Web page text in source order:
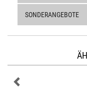
SONDERANGEBOTE